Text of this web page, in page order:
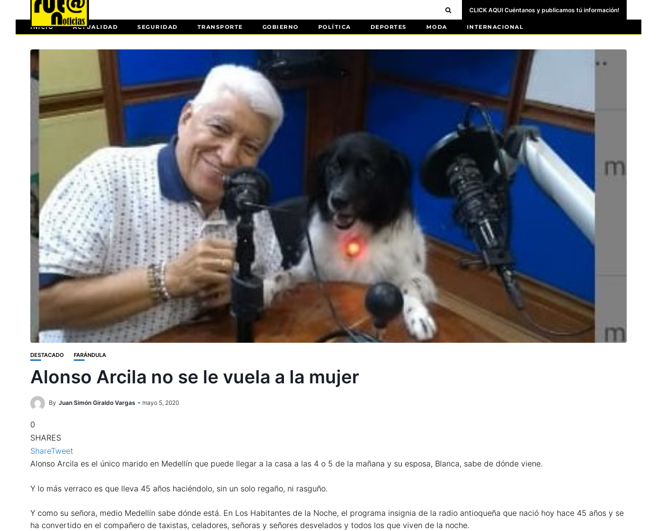
CLICK AQUI Cuéntanos y publicamos tú información!
INICIO ACTUALIDAD SEGURIDAD TRANSPORTE GOBIERNO POLÍTICA DEPORTES MODA INTERNACIONAL
DESTACADO FARÁNDULA
Alonso Arcila no se le vuela a la mujer
By Juan Simón Giraldo Vargas mayo 5, 2020
0
SHARES
ShareTweet
Alonso Arcila es el único marido en Medellín que puede llegar a la casa a las 4 o 5 de la mañana y su esposa, Blanca, sabe de dónde viene.
Y lo más verraco es que lleva 45 años haciéndolo, sin un solo regaño, ni rasguño.
Y como su señora, medio Medellín sabe dónde está. En Los Habitantes de la Noche, el programa insignia de la radio antioqueña que nació hoy hace 45 años y se
ha convertido en el compañero de taxistas, celadores, señoras y señores desvelados y todos los que viven de la noche.